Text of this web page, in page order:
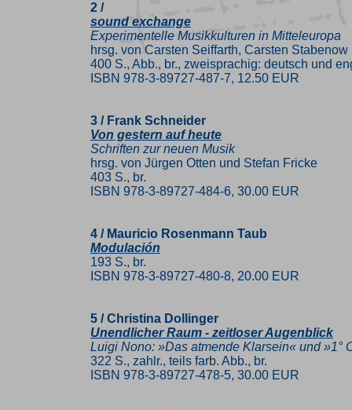
2 /
sound exchange
Experimentelle Musikkulturen in Mitteleuropa
hrsg. von Carsten Seiffarth, Carsten
400 S., Abb., br., zweisprachig: deutsch und
ISBN 978-3-89727-487-7, 12.50 EUR
3 / Frank Schneider
Von gestern auf heute
Schriften zur neuen Musik
hrsg. von Jürgen Otten und Stefan Fricke
403 S., br.
ISBN 978-3-89727-484-6, 30.00 EUR
4 / Mauricio Rosenmann Taub
Modulación
193 S., br.
ISBN 978-3-89727-480-8, 20.00 EUR
5 / Christina Dollinger
Unendlicher Raum - zeitloser Augenblick
Luigi Nono: »Das atmende Klarsein« und »1°
322 S., zahlr., teils farb. Abb., br.
ISBN 978-3-89727-478-5, 30.00 EUR